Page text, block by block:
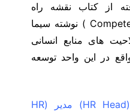
از کتاب نقشه راه
) نوشته سیما
های منابع انسانی
در این واحد توسعه
HR Head) مدیر (HR